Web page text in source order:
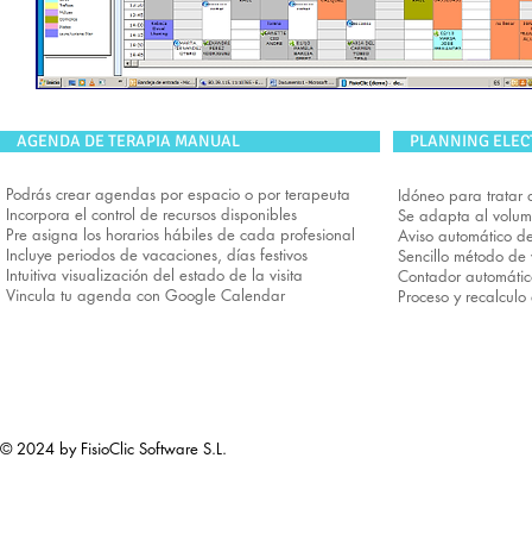
AGENDA DE TERAPIA MANUAL
Podrás crear agendas por espacio o por terapeuta
Incorpora el control de recursos disponibles
Pre asigna los horarios hábiles de cada profesional
Incluye periodos de vacaciones, días festivos
Intuitiva visualización del estado de la visita
Vincula tu agenda con Google Calendar
PLANNING
Idóneo para tratar
Se adapta al
Aviso automático
Sencillo método
Contador
Proceso y
© 2024 by FisioClic Software S.L.